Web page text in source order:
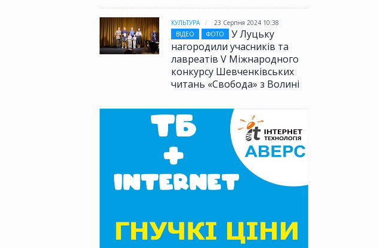
КУЛЬТУРА
23 Серпня 2024 10:38
ВІДЕО
ФОТО
У Луцьку
нагородили учасників та
лавреатів V Міжнародного
конкурсу Шевченківських
читань «Свобода» з Волині